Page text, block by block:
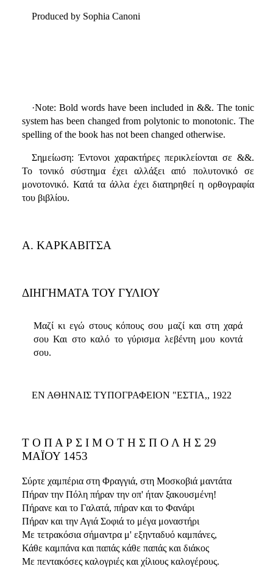
Produced by Sophia Canoni
·Note: Bold words have been included in &&. The tonic
system has been changed from polytonic to monotonic. The
spelling of the book has not been changed otherwise.
Σημείωση: Έντονοι χαρακτήρες περικλείονται σε &&.
Το τονικό σύστημα έχει αλλάξει από πολυτονικό σε
μονοτονικό. Κατά τα άλλα έχει διατηρηθεί η ορθογραφία
του βιβλίου.
Α. ΚΑΡΚΑΒΙΤΣΑ
ΔΙΗΓΗΜΑΤΑ ΤΟΥ ΓΥΛIΟΥ
Μαζί κι εγώ στους κόπους σου μαζί και στη χαρά
σου Και στο καλό το γύρισμα λεβέντη μου κοντά
σου.
ΕΝ ΑΘΗΝΑΙΣ ΤΥΠΟΓΡΑΦΕIΟΝ "ΕΣΤΙΑ,, 1922
Τ Ο Π Α Ρ Σ Ι Μ Ο Τ Η Σ Π Ο Λ Η Σ 29
ΜΑΪΟΥ 1453
Σύρτε χαμπέρια στη Φραγγιά, στη Μοσκοβιά μαντάτα
Πήραν την Πόλη πήραν την οπ' ήταν ξακουσμένη!
Πήρανε και το Γαλατά, πήραν και το Φανάρι
Πήραν και την Αγιά Σοφιά το μέγα μοναστήρι
Με τετρακόσια σήμαντρα μ' εξηνταδυό καμπάνες,
Κάθε καμπάνα και παπάς κάθε παπάς και διάκος
Με πεντακόσες καλογριές και χίλιους καλογέρους.